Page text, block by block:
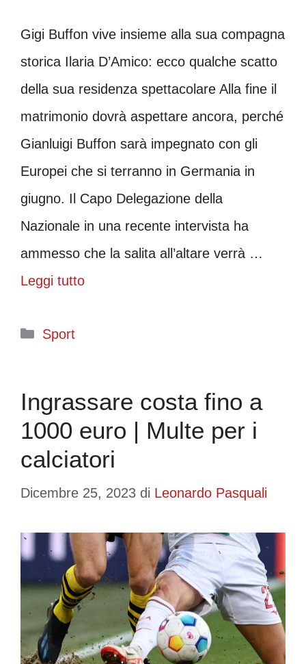
Gigi Buffon vive insieme alla sua compagna
storica Ilaria D’Amico: ecco qualche scatto
della sua residenza spettacolare Alla fine il
matrimonio dovrà aspettare ancora, perché
Gianluigi Buffon sarà impegnato con gli
Europei che si terranno in Germania in
giugno. Il Capo Delegazione della
Nazionale in una recente intervista ha
ammesso che la salita all’altare verrà …
Leggi tutto
Categorie
Sport
Ingrassare costa fino a
1000 euro | Multe per i
calciatori
Dicembre 25, 2023 di Leonardo Pasquali